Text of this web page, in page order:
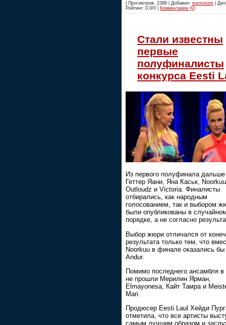
| Просмотров: 2388 | Добавил: eurovision |
Рейтинг: 0.0/0 | Комментарии (0)
Стали известны
первые
полуфиналисты
конкурса Eesti
Из первого полуфинала
Геттер Яани, Яна Каськ,
Outloudz и Victoria. Финалисты
отбирались, как народным
голосованием, так и выбором
были опубликованы в
порядке, а не согласно
Выбор жюри отличался от
результата только тем, что
Noorkuu в финале оказались
Andur.
Помимо последнего ансамбля
не прошли Мерилин Ярман,
Elmayonesa, Кайт Тамра и
Mari.
Продюсер Eesti Laul Хейди
отметила, что все артисты
самым лучшим образом и